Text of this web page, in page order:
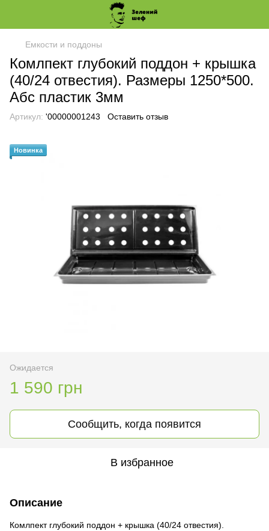
Емкости и поддоны
Комлпект глубокий поддон + крышка
(40/24 отвестия). Размеры 1250*500.
Абс пластик 3мм
Артикул: '00000001243 Оставить отзыв
Новинка
Ожидается
1 590 грн
Сообщить, когда появится
В избранное
Описание
Комлпект глубокий поддон + крышка (40/24 отвестия).